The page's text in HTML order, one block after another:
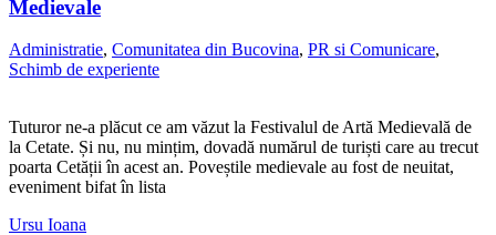
Medievale
Administratie, Comunitatea din Bucovina, PR si Comunicare,
Schimb de experiente
Tuturor ne-a plăcut ce am văzut la Festivalul de Artă Medievală de
la Cetate. Și nu, nu mințim, dovadă numărul de turiști care au trecut
poarta Cetății în acest an. Poveștile medievale au fost de neuitat,
eveniment bifat în lista
Ursu Ioana